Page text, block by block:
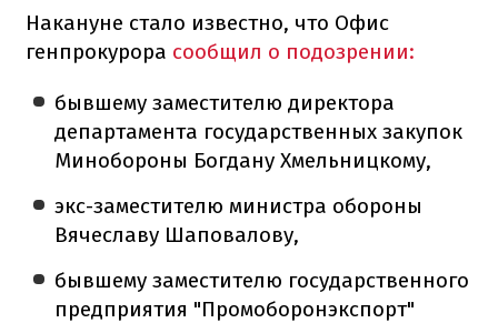
Накануне стало известно, что Офис
генпрокурора сообщил о подозрении:
бывшему заместителю директора
департамента государственных закупок
Минобороны Богдану Хмельницкому,
экс-заместителю министра обороны
Вячеславу Шаповалову,
бывшему заместителю государственного
предприятия "Промоборонэкспорт"